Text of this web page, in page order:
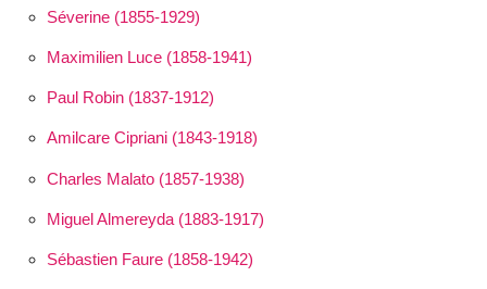
Séverine (1855-1929)
Maximilien Luce (1858-1941)
Paul Robin (1837-1912)
Amilcare Cipriani (1843-1918)
Charles Malato (1857-1938)
Miguel Almereyda (1883-1917)
Sébastien Faure (1858-1942)